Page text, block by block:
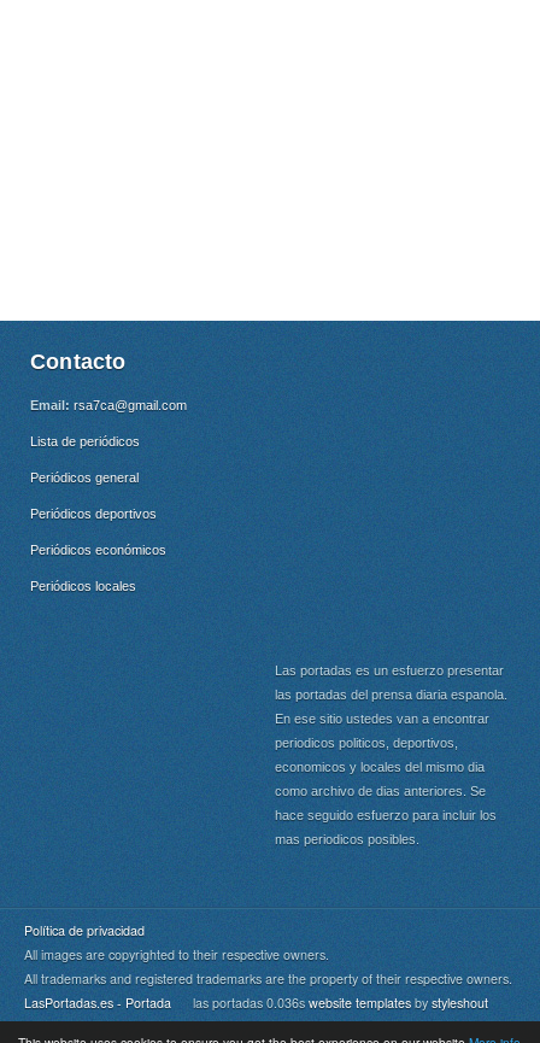
Contacto
Email: rsa7ca@gmail.com
Lista de periódicos
Periódicos general
Periódicos deportivos
Periódicos económicos
Periódicos locales
Las portadas es un esfuerzo presentar
las portadas del prensa diaria espanola.
En ese sitio ustedes van a encontrar
periodicos politicos, deportivos,
economicos y locales del mismo dia
como archivo de dias anteriores. Se
hace seguido esfuerzo para incluir los
mas periodicos posibles.
Política de privacidad
All images are copyrighted to their respective owners.
All trademarks and registered trademarks are the property of their respective owners.
LasPortadas.es - Portada las portadas 0.036s website templates by styleshout